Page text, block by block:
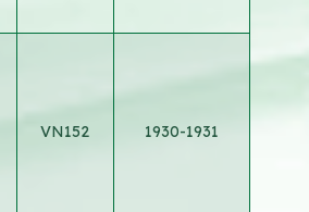
VN152 1930-1931